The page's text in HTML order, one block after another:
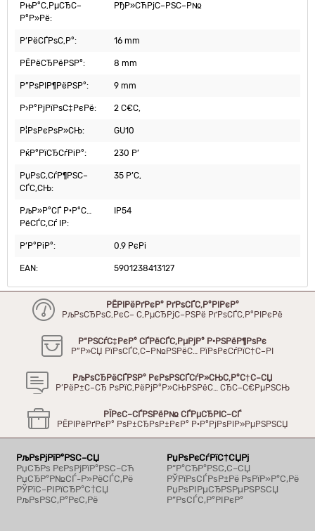
РњР°С‚РµСЂС–
Р°Р»Рё:
РђР»СЋРјС–РЅС–Р№
Р’РёСЃРѕС‚Р°: 16 mm
РЁРёСЂРёРЅР°: 8 mm
Р”РѕРІР¶РёРЅР°: 9 mm
Р›Р°РјРїРѕС‡РєРё: 2 С€С‚
Р¦РѕРєРѕР»СЊ: GU10
РќР°РїСЂСѓРіР°: 230 Р’
РџРѕС‚СѓР¶РЅС–
СЃС‚СЊ:
35 Р’С‚
РљР»Р°СЃ Р·Р°С…
РёСЃС‚Сѓ IP:
IP54
Р’Р°РіР°: 0.9 РєРі
EAN: 5901238413127
РЁРІРёРґРєР° РґРѕСЃС‚Р°РІРєР°
РљРѕСЂРѕС‚РєС– С‚РµСЂРјС–РЅРё РґРѕСЃС‚Р°РІРєРё
Р“РЅСѓС‡РєР° СЃРёСЃС‚РµРјР° Р·РЅРёР¶РѕРє
Р”Р»СЏ РїРѕСЃС‚С–Р№РЅРёС… РїРѕРєСѓРїС†С–РІ
РљРѕСЂРёСЃРЅР° РєРѕРЅСЃСѓР»СЊС‚Р°С†С–СЏ
Р’РёР±С–СЂ РѕРїС‚РёРјР°Р»СЊРЅРёС… СЂС–С€РµРЅСЊ
РЇРєС–СЃРЅРёР№ СЃРµСЂРІС–СЃ
РЁРІРёРґРєР° РѕР±СЂРѕР±РєР° Р·Р°РјРѕРІР»РµРЅРЅСЏ
РљРѕРјРїР°РЅС–СЏ
РџСЂРѕ РєРѕРјРїР°РЅС–СЋ
РџСЂР°Р№СЃ-Р»РёСЃС‚Рё
РЎРїС–РІРїСЂР°С†СЏ
РљРѕРЅС‚Р°РєС‚Рё
РџРѕРєСѓРїС†СЏРј
Р“Р°СЂР°РЅС‚С–СЏ
РЎРїРѕСЃРѕР±Рё РѕРїР»Р°С‚Рё
РџРѕРІРµСЂРЅРµРЅРЅСЏ
Р”РѕСЃС‚Р°РІРєР°